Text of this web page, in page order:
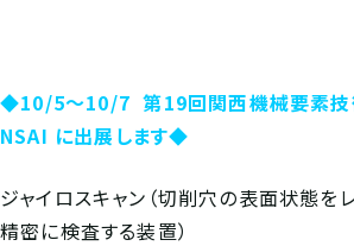
◆10/5～10/7 第19回関西機械要素
NSAI に出展します◆
ジャイロスキャン（切削穴の表面状態を
精密に検査する装置）